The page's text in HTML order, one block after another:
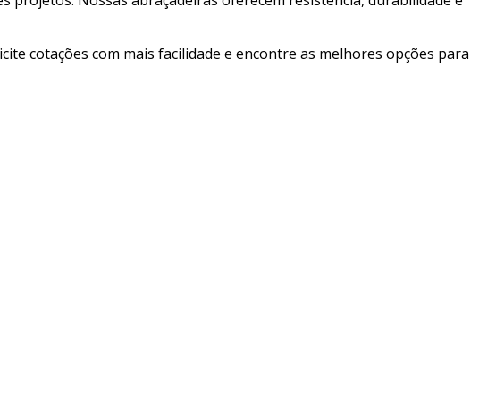
cotações com mais facilidade e encontre as melhores opções para